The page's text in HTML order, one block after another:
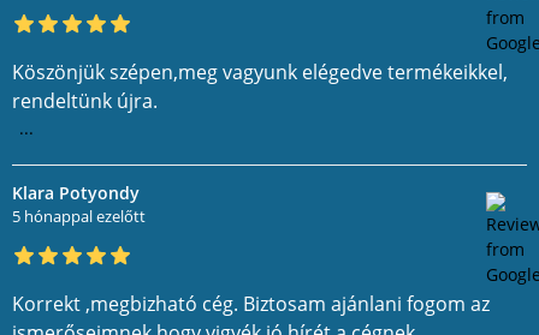
Köszönjük szépen,meg vagyunk elégedve termékeikkel,
rendeltünk újra.
...
Klara Potyondy
5 hónappal ezelőtt
Korrekt ,megbizható cég. Biztosam ajánlani fogom az